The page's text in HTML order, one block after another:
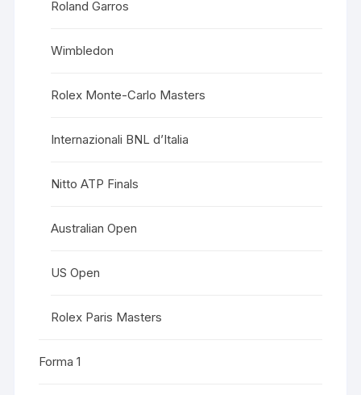
Roland Garros
Wimbledon
Rolex Monte-Carlo Masters
Internazionali BNL d’Italia
Nitto ATP Finals
Australian Open
US Open
Rolex Paris Masters
Forma 1